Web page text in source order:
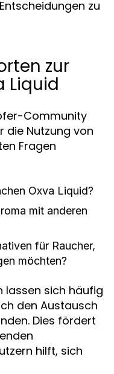
zu
zur
Liquid
Community
die Nutzung von
Fragen
Oxva Liquid?
mit anderen
für Raucher,
möchten?
lassen sich häufig
den Austausch
Dies fördert
hilft, sich